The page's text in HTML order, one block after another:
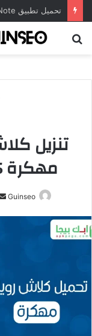
مهكرة 2025 مجانًا أخر إصدار
Guinseo